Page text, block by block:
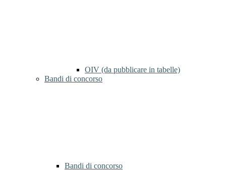
OIV (da pubblicare in tabelle)
Bandi di concorso
Bandi di concorso